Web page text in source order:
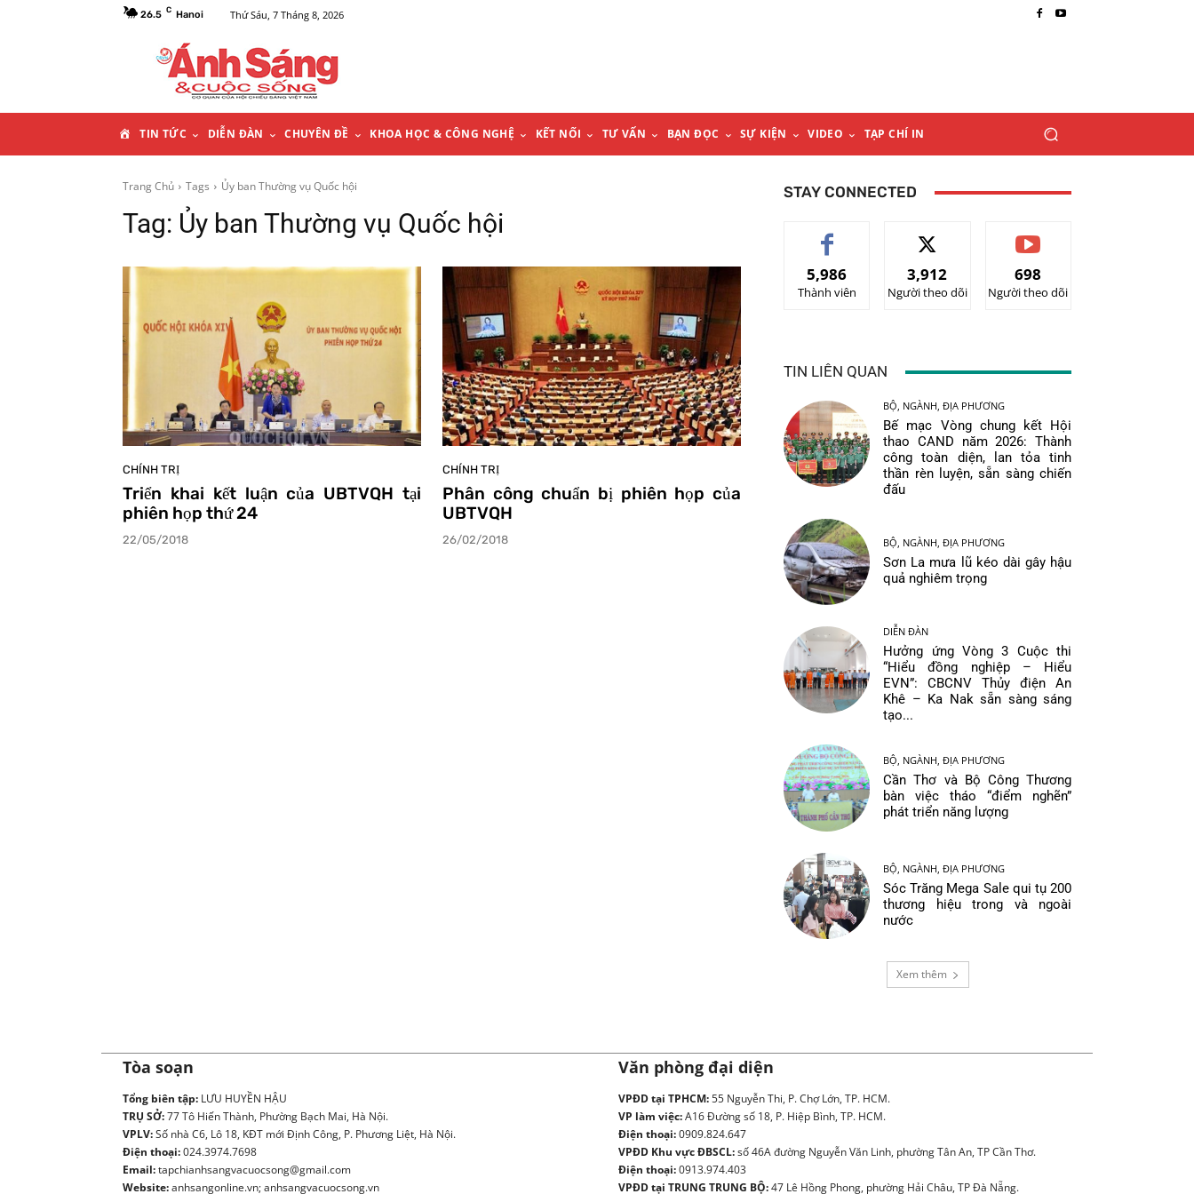
26.5 C Hanoi Thứ Sáu, 7 Tháng 8, 2026
A
Ủ
TIN TỨC DIỄN ĐÀN CHUYÊN ĐỀ KHOA HỌC & CÔNG NGHỆ KẾT NỐI TƯ VẤN BẠN ĐỌC SỰ KIỆN VIDEO TẠP CHÍ IN
Trang Chủ Tags Ủy ban Thường vụ Quốc hội
Tag: Ủy ban Thường vụ Quốc hội
CHÍNH TRỊ
Triển khai kết luận của UBTVQH tại
phiên họp thứ 24
22/05/2018
CHÍNH TRỊ
Phân công chuẩn bị phiên họp của
UBTVQH
26/02/2018
STAY CONNECTED
5,986
Thành viên
3,912
Người theo dõi
698
Người theo dõi
TIN LIÊN QUAN
BỘ, NGÀNH, ĐỊA PHƯƠNG
Bế mạc Vòng chung kết Hội
thao CAND năm 2026: Thành
công toàn diện, lan tỏa tinh
thần rèn luyện, sẵn sàng chiến
đấu
BỘ, NGÀNH, ĐỊA PHƯƠNG
Sơn La mưa lũ kéo dài gây hậu
quả nghiêm trọng
DIỄN ĐÀN
Hưởng ứng Vòng 3 Cuộc thi
“Hiểu đồng nghiệp – Hiểu
EVN”: CBCNV Thủy điện An
Khê – Ka Nak sẵn sàng sáng
tạo...
BỘ, NGÀNH, ĐỊA PHƯƠNG
Cần Thơ và Bộ Công Thương
bàn việc tháo “điểm nghẽn”
phát triển năng lượng
BỘ, NGÀNH, ĐỊA PHƯƠNG
Sóc Trăng Mega Sale qui tụ 200
thương hiệu trong và ngoài
nước
Xem thêm
Tòa soạn
Tổng biên tập: LƯU HUYỀN HẬU
TRỤ SỞ:77 Tô Hiến Thành, Phường Bạch Mai, Hà Nội.
VPLV:Số nhà C6, Lô 18, KĐT mới Định Công, P. Phương Liệt, Hà Nội.
Điện thoại:024.3974.7698
Email:tapchianhsangvacuocsong@gmail.com
Website:anhsangonline.vn; anhsangvacuocsong.vn
Văn phòng đại diện
VPĐD tại TPHCM:55 Nguyễn Thi, P. Chợ Lớn, TP. HCM.
VP làm việc:A16 Đường số 18, P. Hiệp Bình, TP. HCM.
Điện thoại:0909.824.647
VPĐD Khu vực ĐBSCL:số 46A đường Nguyễn Văn Linh, phường Tân An, TP Cần Thơ.
Điện thoại:0913.974.403
VPĐD tại TRUNG TRUNG BỘ:47 Lê Hồng Phong, phường Hải Châu, TP Đà Nẵng.